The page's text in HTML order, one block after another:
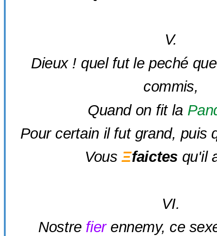
V.
Dieux ! quel fut le peché
commis,
Quand on fit la
Pour certain il fut grand, puis
VousΞfaictes qu'il
VI.
Nostre fierennemy, ce